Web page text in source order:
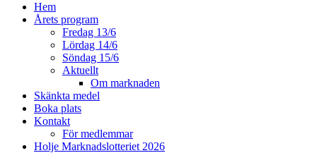
Hem
Årets program
Fredag 13/6
Lördag 14/6
Söndag 15/6
Aktuellt
Om marknaden
Skänkta medel
Boka plats
Kontakt
För medlemmar
Holje Marknadslotteriet 2026